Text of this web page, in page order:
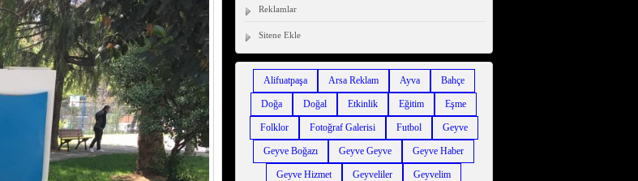
Reklamlar
Sitene Ekle
Alifuatpaşa Arsa Reklam Ayva Bahçe
Doğa Doğal Etkinlik Eğitim Eşme
Folklor Fotoğraf Galerisi Futbol Geyve
Geyve Boğazı Geyve Geyve Geyve Haber
Geyve Hizmet Geyveliler Geyvelim